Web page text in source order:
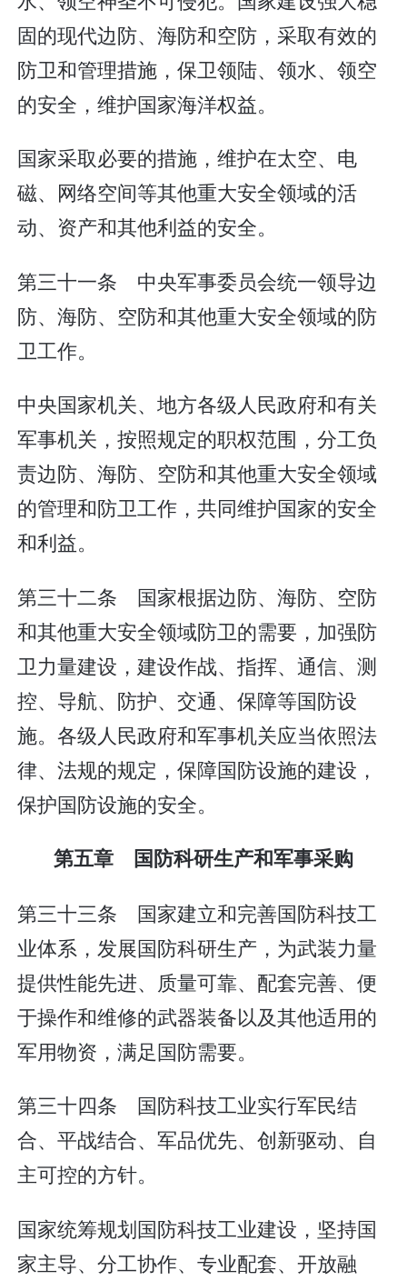
固的现代边防、海防和空防，采取有效的
防卫和管理措施，保卫领陆、领水、领空
的安全，维护国家海洋权益。
国家采取必要的措施，维护在太空、电
磁、网络空间等其他重大安全领域的活
动、资产和其他利益的安全。
第三十一条 中央军事委员会统一领导边
防、海防、空防和其他重大安全领域的防
卫工作。
中央国家机关、地方各级人民政府和有关
军事机关，按照规定的职权范围，分工负
责边防、海防、空防和其他重大安全领域
的管理和防卫工作，共同维护国家的安全
和利益。
第三十二条 国家根据边防、海防、空防
和其他重大安全领域防卫的需要，加强防
卫力量建设，建设作战、指挥、通信、测
控、导航、防护、交通、保障等国防设
施。各级人民政府和军事机关应当依照法
律、法规的规定，保障国防设施的建设，
保护国防设施的安全。
第五章 国防科研生产和军事采购
第三十三条 国家建立和完善国防科技工
业体系，发展国防科研生产，为武装力量
提供性能先进、质量可靠、配套完善、便
于操作和维修的武器装备以及其他适用的
军用物资，满足国防需要。
第三十四条 国防科技工业实行军民结
合、平战结合、军品优先、创新驱动、自
主可控的方针。
国家统筹规划国防科技工业建设，坚持国
家主导、分工协作、专业配套、开放融